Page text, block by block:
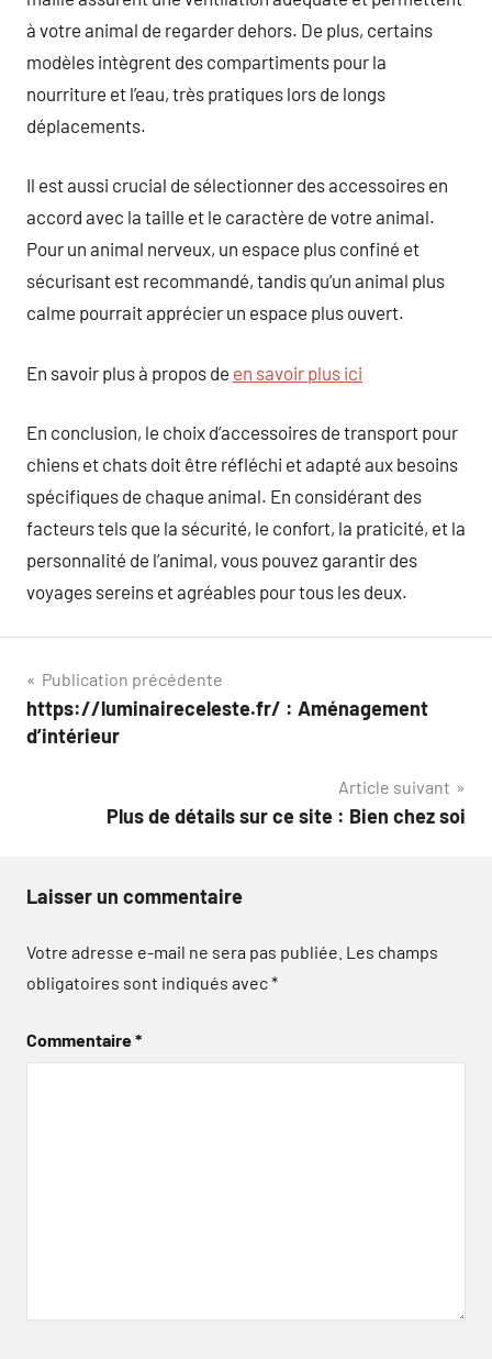
à votre animal de regarder dehors. De plus, certains
modèles intègrent des compartiments pour la
nourriture et l’eau, très pratiques lors de longs
déplacements.
Il est aussi crucial de sélectionner des accessoires en
accord avec la taille et le caractère de votre animal.
Pour un animal nerveux, un espace plus confiné et
sécurisant est recommandé, tandis qu’un animal plus
calme pourrait apprécier un espace plus ouvert.
En savoir plus à propos de en savoir plus ici
En conclusion, le choix d’accessoires de transport pour
chiens et chats doit être réfléchi et adapté aux besoins
spécifiques de chaque animal. En considérant des
facteurs tels que la sécurité, le confort, la praticité, et la
personnalité de l’animal, vous pouvez garantir des
voyages sereins et agréables pour tous les deux.
Navigation
de
Publication précédente
https://luminaireceleste.fr/ : Aménagement
d’intérieur
Article suivant
Plus de détails sur ce site : Bien chez soi
Laisser un commentaire
Votre adresse e-mail ne sera pas publiée. Les champs
obligatoires sont indiqués avec*
Commentaire*